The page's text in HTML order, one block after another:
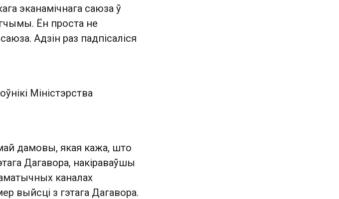
эканамічнага саюза ў
Ён проста не
Адзін раз падпісаліся
Міністэрства
дамовы, якая кажа, што
Дагавора, накіраваўшы
каналах
выйсці з гэтага Дагавора.